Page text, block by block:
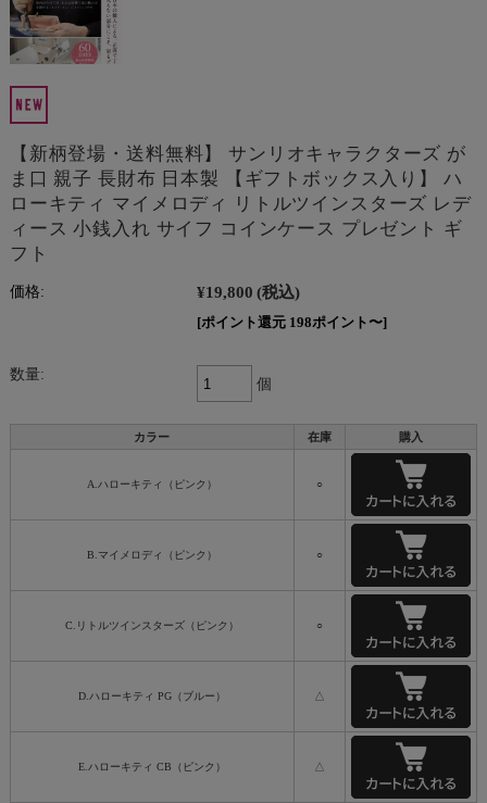
【新柄登場・送料無料】 サンリオキャラクターズ が
ま口 親子 長財布 日本製 【ギフトボックス入り】 ハ
ローキティ マイメロディ リトルツインスターズ レデ
ィース 小銭入れ サイフ コインケース プレゼント ギ
フト
価格: ¥19,800 (税込)
[ポイント還元 198ポイント〜]
数量:
個
カラー 在庫 購入
A.ハローキティ（ピンク） ○
B.マイメロディ（ピンク） ○
C.リトルツインスターズ（ピンク） ○
D.ハローキティ PG（ブルー） △
E.ハローキティ CB（ピンク） △